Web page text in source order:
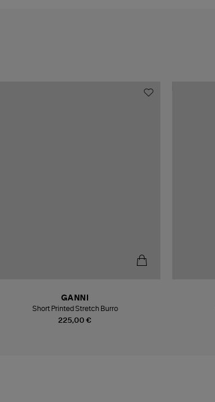
225,00 €
GANNI
Short Printed Stretch Burro